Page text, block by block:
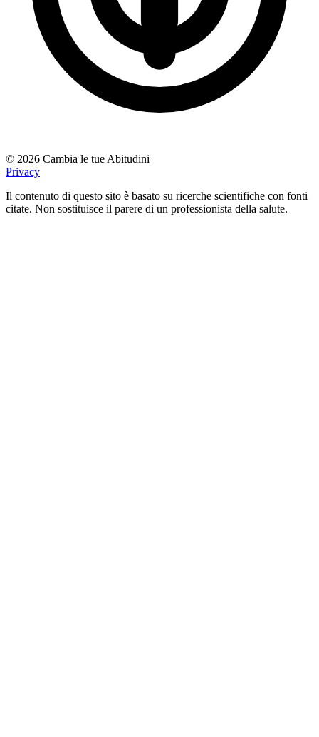
© 2026 Cambia le tue Abitudini
Privacy
Il contenuto di questo sito è basato su ricerche scientifiche con fonti
citate. Non sostituisce il parere di un professionista della salute.